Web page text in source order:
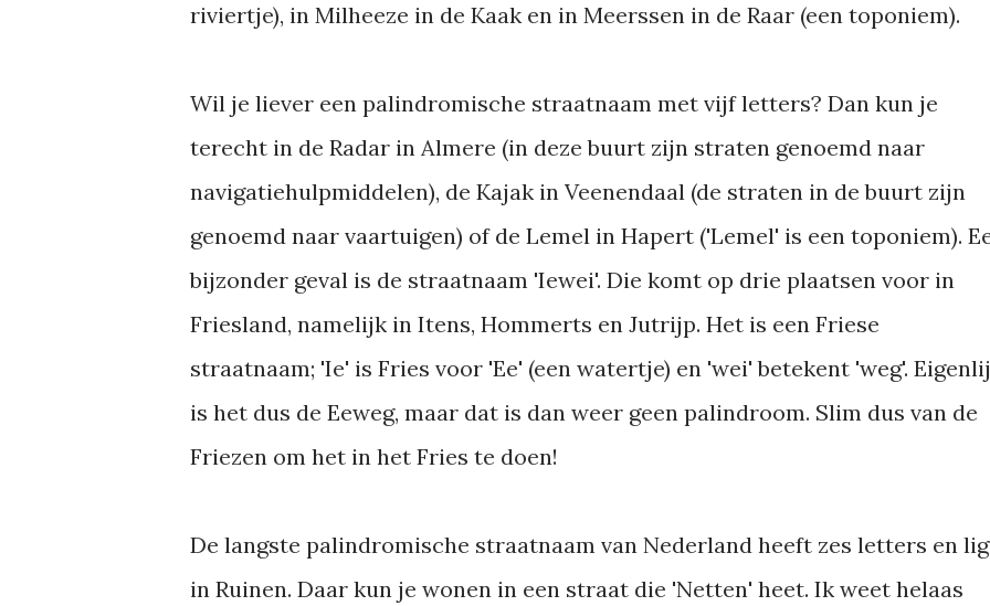
riviertje), in Milheeze in de Kaak en in Meerssen in de Raar (een toponiem).
Wil je liever een palindromische straatnaam met vijf letters? Dan kun je
terecht in de Radar in Almere (in deze buurt zijn straten genoemd naar
navigatiehulpmiddelen), de Kajak in Veenendaal (de straten in de buurt zijn
genoemd naar vaartuigen) of de Lemel in Hapert ('Lemel' is een toponiem).
bijzonder geval is de straatnaam 'Iewei'. Die komt op drie plaatsen voor in
Friesland, namelijk in Itens, Hommerts en Jutrijp. Het is een Friese
straatnaam; 'Ie' is Fries voor 'Ee' (een watertje) en 'wei' betekent 'weg'.
is het dus de Eeweg, maar dat is dan weer geen palindroom. Slim dus van de
Friezen om het in het Fries te doen!
De langste palindromische straatnaam van Nederland heeft zes letters en
in Ruinen. Daar kun je wonen in een straat die 'Netten' heet. Ik weet helaas